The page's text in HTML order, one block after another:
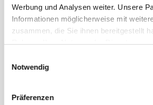
Werbung und Analysen weiter. Unsere
Informationen möglicherweise mit
zusammen, die Sie ihnen bereitgestellt
Rahmen Ihrer Nutzung der Dienste
Notwendig
Präferenzen
November 2019
Oktober 2019
September 2019
August 2019
Juni 2019